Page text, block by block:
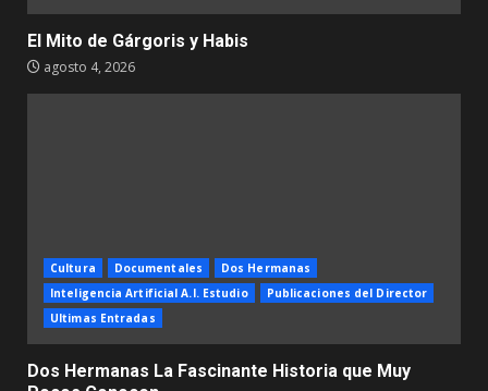
El Mito de Gárgoris y Habis
agosto 4, 2026
Cultura Documentales
Dos Hermanas
Inteligencia Artificial A.I. Estudio
Publicaciones del Director
Ultimas Entradas
Dos Hermanas La Fascinante Historia que Muy